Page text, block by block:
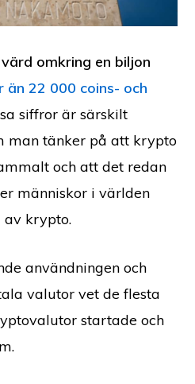
omkring en biljon
än 22 000 coins- och
siffror är särskilt
man tänker på att krypto
och att det redan
människor i världen
av krypto.
användningen och
valutor vet de flesta
startade och